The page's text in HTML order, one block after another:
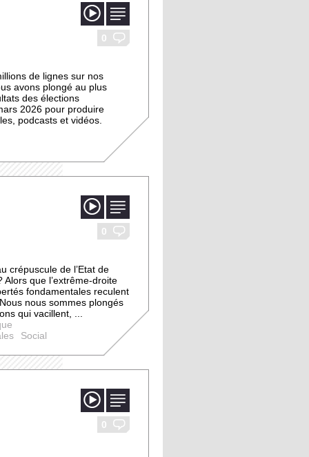
imagevidéo
0
de lignes sur nos
avons plongé au plus
des élections
2026 pour produire
podcasts et vidéos.
imagevidéo
0
crépuscule de l’Etat de
Alors que l’extrême-droite
fondamentales reculent
nous sommes plongés
qui vacillent, ...
Social
imagevidéo
0